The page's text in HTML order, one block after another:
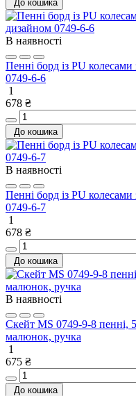
До кошика
В наявності
Пенні борд із PU
0749-6-6
1
678 ₴
До кошика
В наявності
Пенні борд із PU
0749-6-7
1
678 ₴
До кошика
В наявності
Скейт MS 0749-9-8 пенні,
малюнок, ручка
1
675 ₴
До кошика